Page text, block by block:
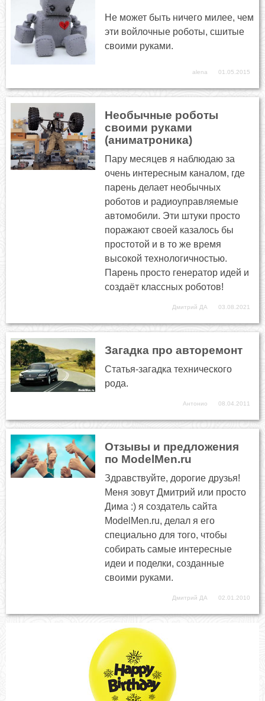
Не может быть ничего милее, чем
эти войлочные роботы, сшитые
своими руками.
alena 01.05.2015
Необычные роботы
своими руками
(аниматроника)
Пару месяцев я наблюдаю за
очень интересным каналом, где
парень делает необычных
роботов и радиоуправляемые
автомобили. Эти штуки просто
поражают своей казалось бы
простотой и в то же время
высокой технологичностью.
Парень просто генератор идей и
создаёт классных роботов!
Дмитрий ДА 03.08.2021
Загадка про авторемонт
Статья-загадка технического
рода.
Антонио 08.04.2011
Отзывы и предложения
по ModelMen.ru
Здравствуйте, дорогие друзья!
Меня зовут Дмитрий или просто
Дима :) я создатель сайта
ModelMen.ru, делал я его
специально для того, чтобы
собирать самые интересные
идеи и поделки, созданные
своими руками.
Дмитрий ДА 02.01.2010